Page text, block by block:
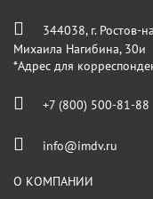
344038, г. Ростов-
Михаила Нагибина, 30и
*Адрес для
+7 (800) 500-81-88
info@imdv.ru
О КОМПАНИИ